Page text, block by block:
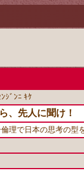
ｼﾞﾝﾆ ｷｹ
、先人に聞け！
理で日本の思考の型